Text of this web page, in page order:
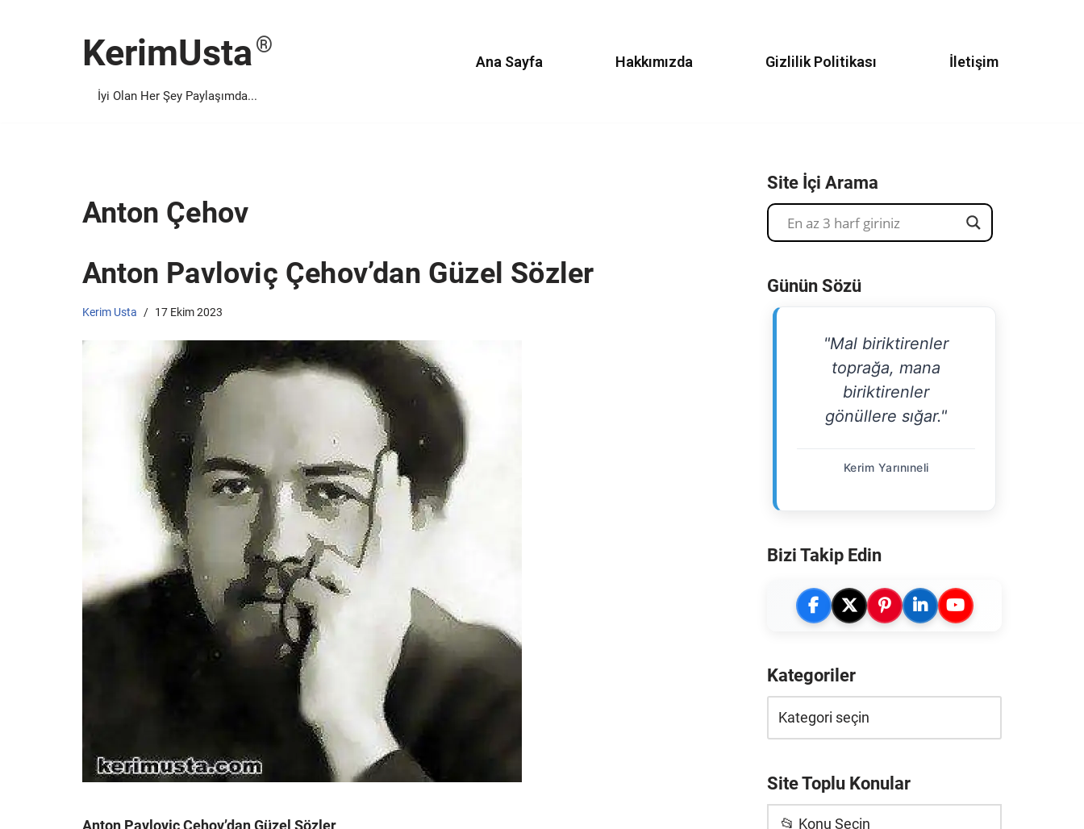
KerimUsta
İyi Olan Her Şey Paylaşımda...
Ana Sayfa Hakkımızda Gizlilik Politikası İletişim
Anton Çehov
Anton Pavloviç Çehov’dan Güzel Sözler
Kerim Usta 17 Ekim 2023
Anton Pavloviç Çehov’dan Güzel Sözler
Site İçi Arama
Günün Sözü
"Mal biriktirenler
toprağa, mana
biriktirenler
gönüllere sığar."
Kerim Yarınıneli
Bizi Takip Edin
Kategoriler
Site Toplu Konular
📂 Konu Seçin